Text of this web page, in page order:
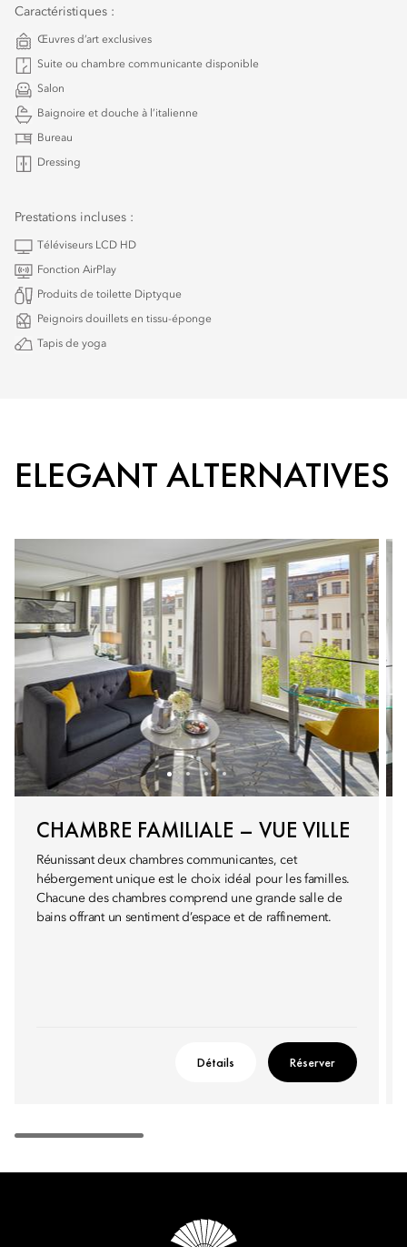
Caractéristiques :
Œuvres d’art exclusives
Suite ou chambre communicante disponible
Salon
Baignoire et douche à l’italienne
Bureau
Dressing
Prestations incluses :
Téléviseurs LCD HD
Fonction AirPlay
Produits de toilette Diptyque
Peignoirs douillets en tissu-éponge
Tapis de yoga
ELEGANT ALTERNATIVES
CHAMBRE FAMILIALE – VUE VILLE
Réunissant deux chambres communicantes, cet
hébergement unique est le choix idéal pour les familles.
Chacune des chambres comprend une grande salle de
bains offrant un sentiment d’espace et de raffinement.
Détails Réserver